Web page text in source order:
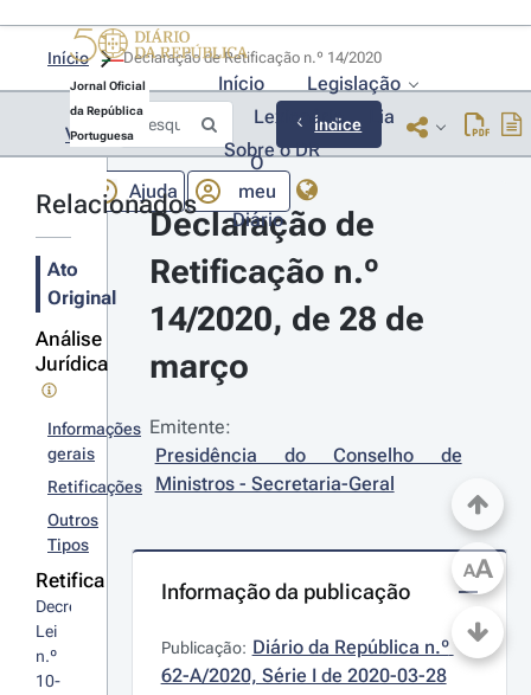
Jornal Oficial
da República
Portuguesa
Início
Legislação
Lexionário
Lia
Sobre o DR
Ajuda
O
meu
Diário
Início
Voltar Índice
Relacionados
Ato
Original
Análise
Jurídica
Informações
gerais
Retificações
Outros
Tipos
Retifica
Decreto-
Lei
n.º
10-
Declaração de
Retificação n.º
14/2020, de 28 de
março
Emitente:
Presidência do Conselho de
Ministros - Secretaria-Geral
Informação da publicação
Publicação: Diário da República n.º
62-A/2020, Série I de 2020-03-28
AA